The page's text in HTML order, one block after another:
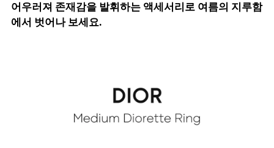
어우러져 존재감을 발휘하는 액세서리로 여름의 지루함
에서 벗어나 보세요.